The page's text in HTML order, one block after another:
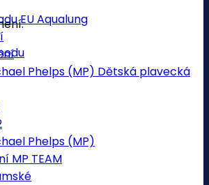
EU Aqualung
Phelps (MP) Dětská plavecká
Phelps (MP)
MP TEAM